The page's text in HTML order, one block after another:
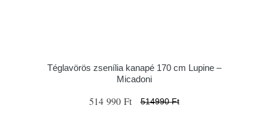
Téglavörös zsenília kanapé 170 cm Lupine –
Micadoni
514 990 Ft 514990 Ft